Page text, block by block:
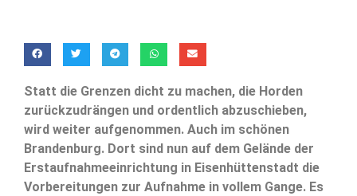
Statt die Grenzen dicht zu machen, die Horden
zurückzudrängen und ordentlich abzuschieben,
wird weiter aufgenommen. Auch im schönen
Brandenburg. Dort sind nun auf dem Gelände der
Erstaufnahmeeinrichtung in Eisenhüttenstadt die
Vorbereitungen zur Aufnahme in vollem Gange. Es